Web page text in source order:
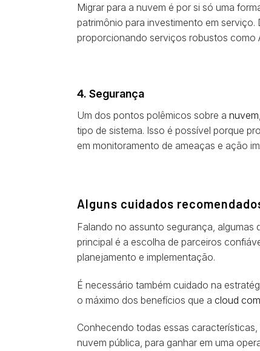
Migrar para a nuvem é por si só uma
patrimônio para investimento em
proporcionando serviços robustos como
4. Segurança
Um dos pontos polêmicos sobre a nuvem
tipo de sistema. Isso é possível porque
em monitoramento de ameaças e ação
Alguns cuidados
Falando no assunto segurança, algumas
principal é a escolha de parceiros
planejamento e implementação.
É necessário também cuidado na
o máximo dos benefícios que a cloud
Conhecendo todas essas
nuvem pública, para ganhar em uma